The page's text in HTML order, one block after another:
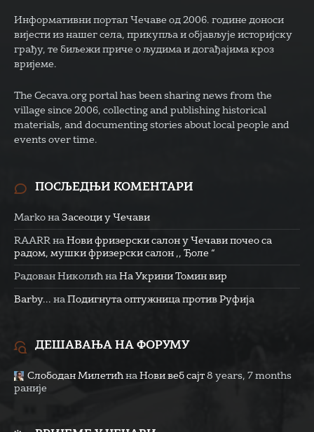
Информативни портал Чечаве од 2006. године доноси
вијести из нашег села, прикупља и објављује историјску
грађу, те биљежи приче о људима и догађајима кроз
вријеме.
The Cecava.org portal has been sharing news from the
village since 2006, collecting and publishing historical
materials, and documenting stories about local people and
events over time.
ПОСЉЕДЊИ КОМЕНТАРИ
Marko на Засеоци у Чечави
RAARR на Нови фризерски салон у Чечави почео са
радом, мушки фризерски салон ,, Ђоле “
Радован Николић на На Укрини Томин вир
Barby... на Подигнута оптужница против Руфија
ДЕШАВАЊА НА ФОРУМУ
Слободан Милетић на Нови веб сајт 8 years, 7 months
раније